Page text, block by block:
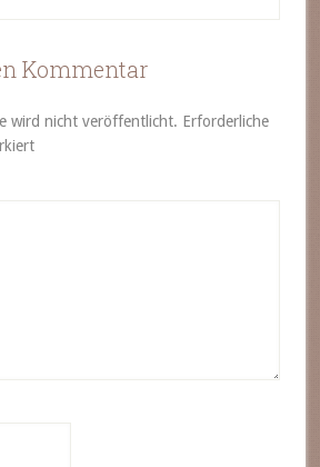
Kommentar
wird nicht veröffentlicht. Erforderliche